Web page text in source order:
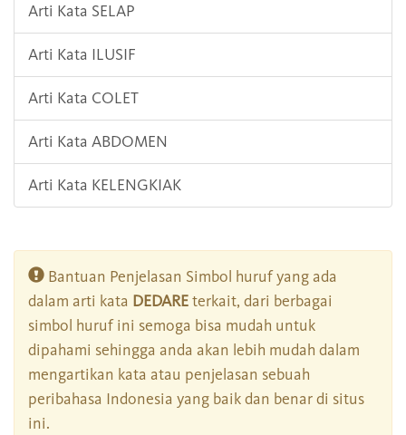
Arti Kata SELAP
Arti Kata ILUSIF
Arti Kata COLET
Arti Kata ABDOMEN
Arti Kata KELENGKIAK
Bantuan Penjelasan Simbol huruf yang ada
dalam arti kata DEDAREterkait, dari berbagai
simbol huruf ini semoga bisa mudah untuk
dipahami sehingga anda akan lebih mudah dalam
mengartikan kata atau penjelasan sebuah
peribahasa Indonesia yang baik dan benar di situs
ini.